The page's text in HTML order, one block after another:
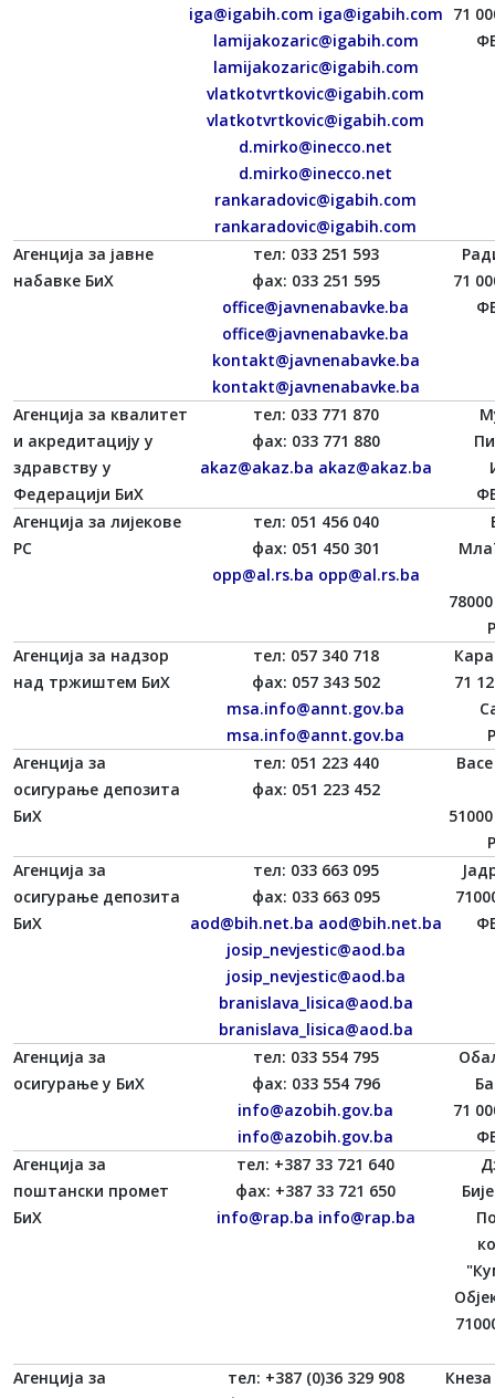
iga@igabih.com iga@igabih.com
lamijakozaric@igabih.com
lamijakozaric@igabih.com
vlatkotvrtkovic@igabih.com
vlatkotvrtkovic@igabih.com
d.mirko@inecco.net
d.mirko@inecco.net
rankaradovic@igabih.com
rankaradovic@igabih.com
71
Агенција за јавне
набавке БиХ
тел: 033 251 593
фаx: 033 251 595
office@javnenabavke.ba
office@javnenabavke.ba
kontakt@javnenabavke.ba
kontakt@javnenabavke.ba
71
Агенција за квалитет
и акредитацију у
здравству у
Федерацији БиХ
тел: 033 771 870
фаx: 033 771 880
akaz@akaz.ba akaz@akaz.ba
Агенција за лијекове
РС
тел: 051 456 040
фаx: 051 450 301
opp@al.rs.ba opp@al.rs.ba
Агенција за надзор
над тржиштем БиХ
тел: 057 340 718
фаx: 057 343 502
msa.info@annt.gov.ba
msa.info@annt.gov.ba
71
Агенција за
осигурање депозита
БиХ
тел: 051 223 440
фаx: 051 223 452
Агенција за
осигурање депозита
БиХ
тел: 033 663 095
фаx: 033 663 095
aod@bih.net.ba aod@bih.net.ba
josip_nevjestic@aod.ba
josip_nevjestic@aod.ba
branislava_lisica@aod.ba
branislava_lisica@aod.ba
Агенција за
осигурање у БиХ
тел: 033 554 795
фаx: 033 554 796
info@azobih.gov.ba
info@azobih.gov.ba
71
Агенција за
поштански промет
БиХ
тел: +387 33 721 640
фаx: +387 33 721 650
info@rap.ba info@rap.ba
Агенција за
тел: +387 (0)36 329 908